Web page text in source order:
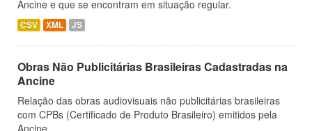
Ancine e que se encontram em situação regular.
CSV XML JS
Obras Não Publicitárias Brasileiras Cadastradas na
Ancine
Relação das obras audiovisuais não publicitárias brasileiras
com CPBs (Certificado de Produto Brasileiro) emitidos pela
Ancine.